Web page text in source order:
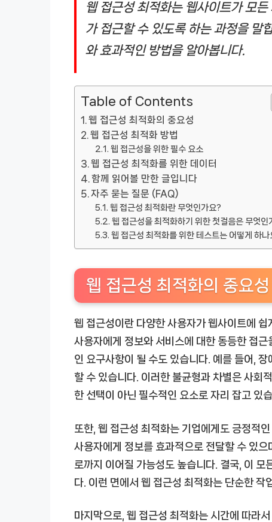
웹 접근성 최적화는 웹사이트가 모
가 접근할 수 있도록 하는 과정을 말
와 효과적인 방법을 알아봅니다.
Table of Contents
웹 접근성 최적화의 중요성
웹 접근성 최적화 방법
웹 접근성을 위한 필수 요소
웹 접근성 최적화를 위한 데이터
함께 읽어볼 만한 글입니다
자주 묻는 질문 (FAQ)
웹 접근성 최적화란 무엇인가요?
웹 접근성을 최적화하기 위한 첫걸음은 무엇인
웹 접근성 최적화를 위한 테스트는 어떻게 하나
웹 접근성 최적화의 중요성
웹 접근성이란 다양한 사용자가 웹사이트에
사용자에게 정보와 서비스에 대한 동등한 접
인 요구사항이 될 수도 있습니다. 예를 들어,
할 수 있습니다. 이러한 불균형과 차별은 사회
한 선택이 아닌 필수적인 요소로 자리 잡고 있
또한, 웹 접근성 최적화는 기업에게도 긍정적
사용자에게 정보를 효과적으로 전달할 수 있
로까지 이어질 가능성도 높습니다. 결국, 이 모
다. 이런 면에서 웹 접근성 최적화는 단순한 작
마지막으로, 웹 접근성 최적화는 시간에 따라